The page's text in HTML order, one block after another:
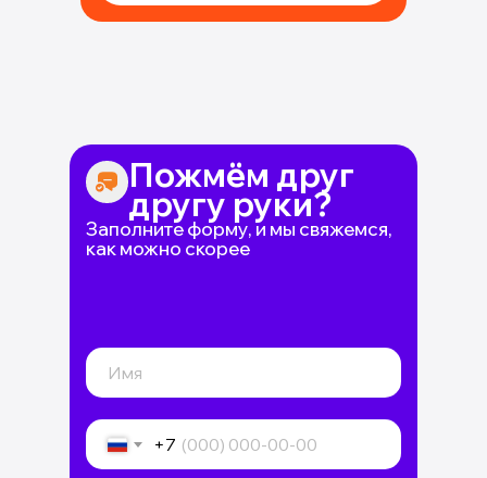
Пожмём друг
другу руки?
Заполните форму, и мы свяжемся,
как можно скорее
+7